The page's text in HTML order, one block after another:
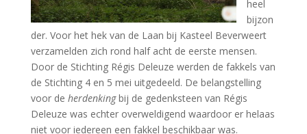
heel
bijzon
der. Voor het hek van de Laan bij Kasteel Beverweert
verzamelden zich rond half acht de eerste mensen.
Door de Stichting Régis Deleuze werden de fakkels van
de Stichting 4 en 5 mei uitgedeeld. De belangstelling
voor de herdenkingbij de gedenksteen van Régis
Deleuze was echter overweldigend waardoor er helaas
niet voor iedereen een fakkel beschikbaar was.